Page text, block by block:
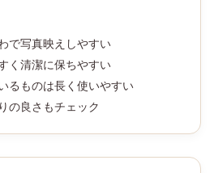
で写真映えしやすい
く清潔に保ちやすい
るものは長く使いやすい
の良さもチェック